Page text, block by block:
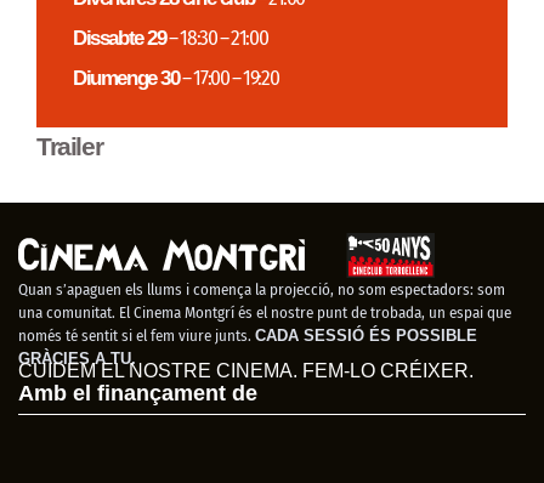
Dissabte 29– 18:30 – 21:00
Diumenge 30– 17:00 – 19:20
Trailer
Quan s’apaguen els llums i comença la projecció, no som espectadors: som
una comunitat. El Cinema Montgrí és el nostre punt de trobada, un espai que
només té sentit si el fem viure junts. CADA SESSIÓ ÉS POSSIBLE
GRÀCIES A TU.
CUIDEM EL NOSTRE CINEMA. FEM-LO CRÉIXER.
Amb el finançament de